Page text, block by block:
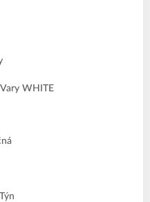
WHITE